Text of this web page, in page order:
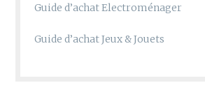
Guide d’achat Electroménager
Guide d’achat Jeux & Jouets